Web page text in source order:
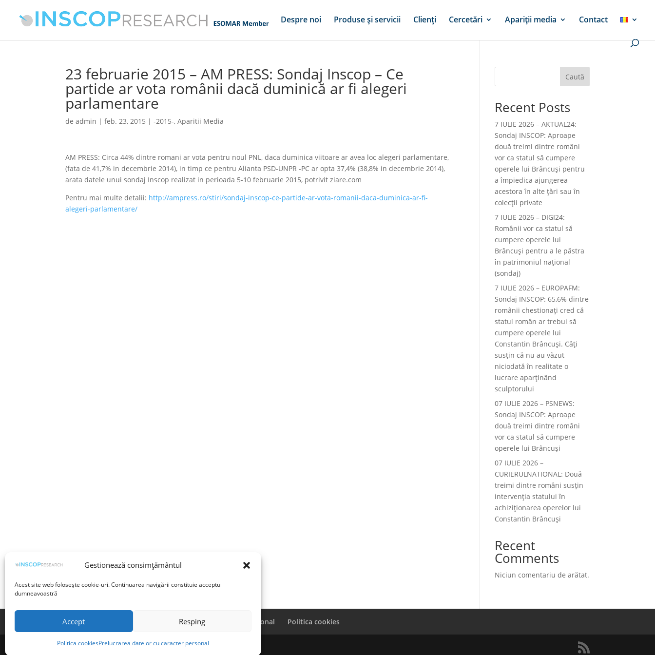
Gestionează consimțământul
Acest site web folosește cookie-uri. Continuarea navigării constituie acceptul
dumneavoastră
Accept Resping
Politica cookiesPrelucrarea datelor cu caracter personal
Despre noi Produse și servicii Clienți Cercetări Apariții media Contact
23 februarie 2015 – AM PRESS: Sondaj Inscop – Ce
partide ar vota românii dacă duminică ar fi alegeri
parlamentare
deadmin |feb. 23, 2015 |-2015-,Aparitii Media
AM PRESS: Circa 44% dintre romani ar vota pentru noul PNL, daca duminica viitoare ar avea loc alegeri parlamentare,
(fata de 41,7% in decembrie 2014), in timp ce pentru Alianta PSD-UNPR -PC ar opta 37,4% (38,8% in decembrie 2014),
arata datele unui sondaj Inscop realizat in perioada 5-10 februarie 2015, potrivit ziare.com
Pentru mai multe detalii: http://ampress.ro/stiri/sondaj-inscop-ce-partide-ar-vota-romanii-daca-duminica-ar-fi-
alegeri-parlamentare/
Caută
Recent Posts
7 IULIE 2026 – AKTUAL24:
Sondaj INSCOP: Aproape
două treimi dintre români
vor ca statul să cumpere
operele lui Brâncuşi pentru
a împiedica ajungerea
acestora în alte ţări sau în
colecţii private
7 IULIE 2026 – DIGI24:
Românii vor ca statul să
cumpere operele lui
Brâncuși pentru a le păstra
în patrimoniul național
(sondaj)
7 IULIE 2026 – EUROPAFM:
Sondaj INSCOP: 65,6% dintre
românii chestionați cred că
statul român ar trebui să
cumpere operele lui
Constantin Brâncuși. Câți
susțin că nu au văzut
niciodată în realitate o
lucrare aparținând
sculptorului
07 IULIE 2026 – PSNEWS:
Sondaj INSCOP: Aproape
două treimi dintre români
vor ca statul să cumpere
operele lui Brâncuși
07 IULIE 2026 –
CURIERULNATIONAL: Două
treimi dintre români susțin
intervenția statului în
achiziționarea operelor lui
Constantin Brâncuși
Recent
Comments
Niciun comentariu de arătat.
Termeni și condiții Prelucrarea datelor cu caracter personal Politica cookies
©INSCOP Research